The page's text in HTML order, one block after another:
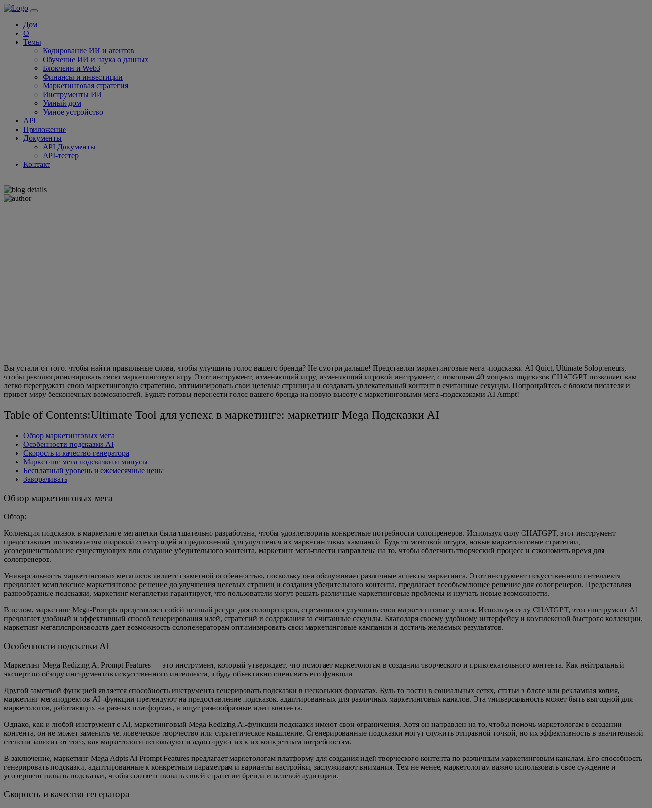
Дом
О
Темы
Кодирование ИИ и агентов
Обучение ИИ и наука о данных
Блокчейн и Web3
Финансы и инвестиции
Маркетинговая стратегия
Инструменты ИИ
Умный дом
Умное устройство
API
Приложение
Документы
API Документы
API-тестер
Контакт
Вы устали от того, чтобы найти правильные слова, чтобы улучшить голос вашего бренда? Не смотри дальше! Представляя маркетинговые мега -подсказки AI Quict, Ultimate Solopreneurs,
чтобы революционизировать свою маркетинговую игру. Этот инструмент, изменяющий игру, изменяющий игровой инструмент, с помощью 40 мощных подсказок CHATGPT позволяет вам
легко перегружать свою маркетинговую стратегию, оптимизировать свои целевые страницы и создавать увлекательный контент в считанные секунды. Попрощайтесь с блоком писателя и
привет миру бесконечных возможностей. Будьте готовы перенести голос вашего бренда на новую высоту с маркетинговыми мега -подсказками AI Armpt!
Table of Contents:Ultimate Tool для успеха в маркетинге: маркетинг Mega Подсказки AI
Обзор маркетинговых мега
Особенности подсказки AI
Скорость и качество генератора
Маркетинг мега подсказки и минусы
Бесплатный уровень и ежемесячные цены
Заворачивать
Обзор маркетинговых мега
Обзор:
Коллекция подсказок в маркетинге мегапетки была тщательно разработана, чтобы удовлетворить конкретные потребности солопренеров. Используя силу CHATGPT, этот инструмент
предоставляет пользователям широкий спектр идей и предложений для улучшения их маркетинговых кампаний. Будь то мозговой штурм, новые маркетинговые стратегии,
усовершенствование существующих или создание убедительного контента, маркетинг мега-плести направлена ​​на то, чтобы облегчить творческий процесс и сэкономить время для
солопренеров.
Универсальность маркетинговых мегаплсов является заметной особенностью, поскольку она обслуживает различные аспекты маркетинга. Этот инструмент искусственного интеллекта
предлагает комплексное маркетинговое решение до улучшения целевых страниц и создания убедительного контента, предлагает всеобъемлющее решение для солопренеров. Предоставляя
разнообразные подсказки, маркетинг мегаплетки гарантирует, что пользователи могут решать различные маркетинговые проблемы и изучать новые возможности.
В целом, маркетинг Mega-Prompts представляет собой ценный ресурс для солопренеров, стремящихся улучшить свои маркетинговые усилия. Используя силу CHATGPT, этот инструмент AI
предлагает удобный и эффективный способ генерирования идей, стратегий и содержания за считанные секунды. Благодаря своему удобному интерфейсу и комплексной быстрого коллекции,
маркетинг мегаплспроизводств дает возможность солопенераторам оптимизировать свои маркетинговые кампании и достичь желаемых результатов.
Особенности подсказки AI
Маркетинг Mega Redizing Ai Prompt Features — это инструмент, который утверждает, что помогает маркетологам в создании творческого и привлекательного контента. Как нейтральный
эксперт по обзору инструментов искусственного интеллекта, я буду объективно оценивать его функции.
Другой заметной функцией является способность инструмента генерировать подсказки в нескольких форматах. Будь то посты в социальных сетях, статьи в блоге или рекламная копия,
маркетинг мегаподректов AI -функции претендуют на предоставление подсказок, адаптированных для различных маркетинговых каналов. Эта универсальность может быть выгодной для
маркетологов, работающих на разных платформах, и ищут разнообразные идеи контента.
Однако, как и любой инструмент с AI, маркетинговый Mega Redizing Ai-функции подсказки имеют свои ограничения. Хотя он направлен на то, чтобы помочь маркетологам в создании
контента, он не может заменить че. ловеческое творчество или стратегическое мышление. Сгенерированные подсказки могут служить отправной точкой, но их эффективность в значительной
степени зависит от того, как маркетологи используют и адаптируют их к их конкретным потребностям.
В заключение, маркетинг Mega Adpts Ai Prompt Features предлагает маркетологам платформу для создания идей творческого контента по различным маркетинговым каналам. Его способность
генерировать подсказки, адаптированные к конкретным параметрам и варианты настройки, заслуживают внимания. Тем не менее, маркетологам важно использовать свое суждение и
усовершенствовать подсказки, чтобы соответствовать своей стратегии бренда и целевой аудитории.
Скорость и качество генератора